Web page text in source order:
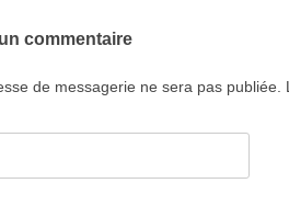
commentaire
de messagerie ne sera pas